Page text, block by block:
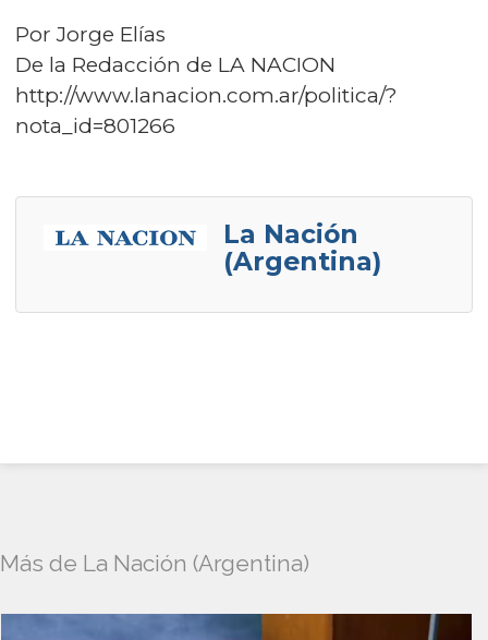
Por Jorge Elías
De la Redacción de LA NACION
http://www.lanacion.com.ar/politica/?
nota_id=801266
La Nación
(Argentina)
Más de La Nación (Argentina)